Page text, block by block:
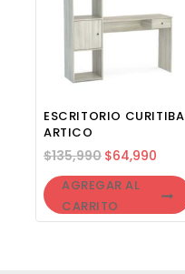
ESCRITORIO CURITIBA
ARTICO
$135,990 $64,990
AGREGAR AL
CARRITO